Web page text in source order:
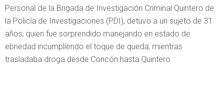
Personal de la Brigada de Investigación Criminal Quintero de
la Policía de Investigaciones (PDI), detuvo a un sujeto de 31
años, quien fue sorprendido manejando en estado de
ebriedad incumpliendo el toque de queda, mientras
trasladaba droga desde Concón hasta Quintero.